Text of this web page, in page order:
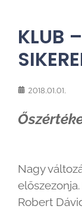
KLUB
2018.01.01.
Nagy
Robert